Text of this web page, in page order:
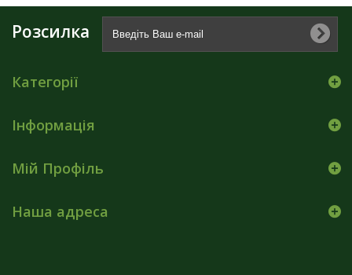
Розсилка
Категорії
Інформація
Мій Профіль
Наша адреса